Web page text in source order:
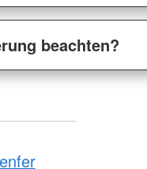
beachten?